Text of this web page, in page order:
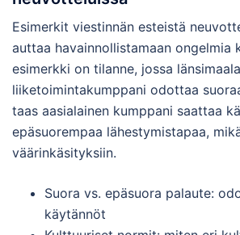
Esimerkit viestinnän esteistä
auttaa havainnollistamaan ongelmia
esimerkki on tilanne, jossa
liiketoimintakumppani odottaa
taas aasialainen kumppani saattaa
epäsuorempaa lähestymistapaa,
väärinkäsityksiin.
Suora vs. epäsuora palaute:
käytännöt